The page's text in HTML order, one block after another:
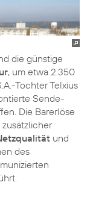
die günstige
, um etwa 2.350
Tochter Telxius
Sende-
Die Barerlöse
und
des